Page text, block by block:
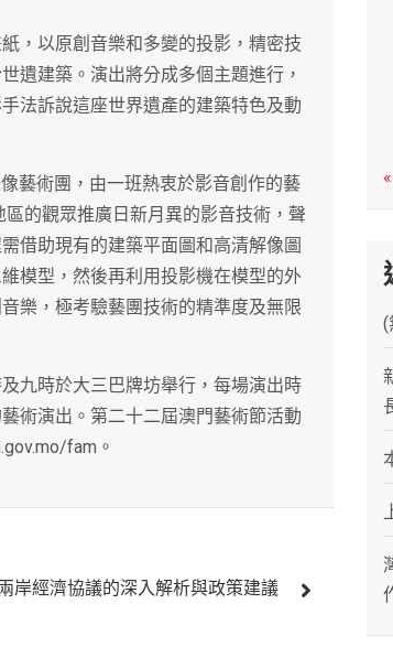
，以原創音樂和多變的投影，精密技
遺建築。演出將分成多個主題進行，
法訴說這座世界遺產的建築特色及動
藝術團，由一班熱衷於影音創作的藝
的觀眾推廣日新月異的影音技術，聲
借助現有的建築平面圖和高清解像圖
模型，然後再利用投影機在模型的外
樂，極考驗藝團技術的精準度及無限
九時於大三巴牌坊舉行，每場演出時
術演出。第二十二屆澳門藝術節活動
fam。
岸經濟協議的深入解析與政策建議
(